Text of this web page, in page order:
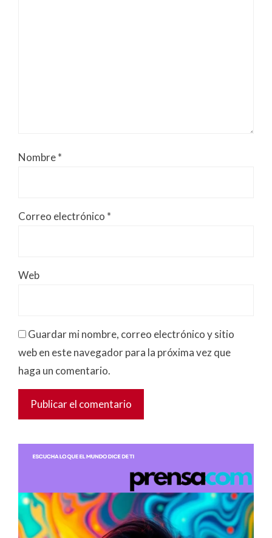
Nombre*
Correo electrónico *
Web
Guardar mi nombre, correo electrónico y sitio
web en este navegador para la próxima vez que
haga un comentario.